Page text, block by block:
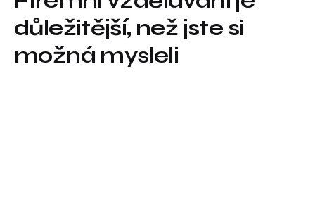
důležitější, než jste si
možná mysleli